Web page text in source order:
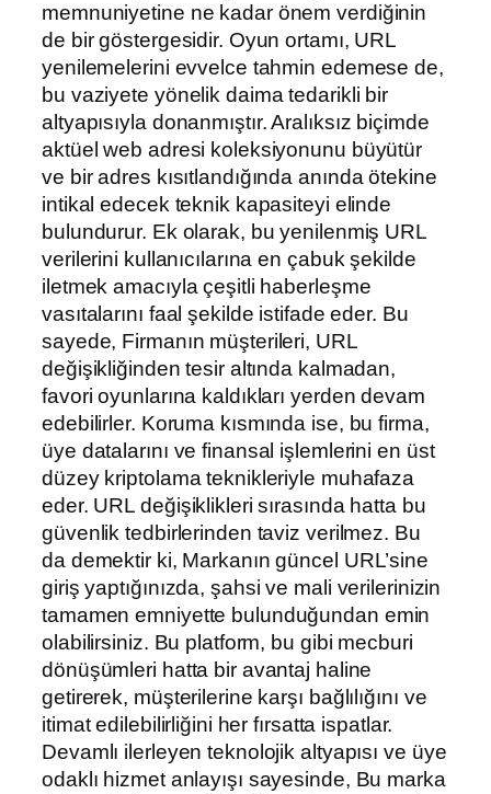
memnuniyetine ne kadar önem verdiğinin
de bir göstergesidir. Oyun ortamı, URL
yenilemelerini evvelce tahmin edemese de,
bu vaziyete yönelik daima tedarikli bir
altyapısıyla donanmıştır. Aralıksız biçimde
aktüel web adresi koleksiyonunu büyütür
ve bir adres kısıtlandığında anında ötekine
intikal edecek teknik kapasiteyi elinde
bulundurur. Ek olarak, bu yenilenmiş URL
verilerini kullanıcılarına en çabuk şekilde
iletmek amacıyla çeşitli haberleşme
vasıtalarını faal şekilde istifade eder. Bu
sayede, Firmanın müşterileri, URL
değişikliğinden tesir altında kalmadan,
favori oyunlarına kaldıkları yerden devam
edebilirler. Koruma kısmında ise, bu firma,
üye datalarını ve finansal işlemlerini en üst
düzey kriptolama teknikleriyle muhafaza
eder. URL değişiklikleri sırasında hatta bu
güvenlik tedbirlerinden taviz verilmez. Bu
da demektir ki, Markanın güncel URL’sine
giriş yaptığınızda, şahsi ve mali verilerinizin
tamamen emniyette bulunduğundan emin
olabilirsiniz. Bu platform, bu gibi mecburi
dönüşümleri hatta bir avantaj haline
getirerek, müşterilerine karşı bağlılığını ve
itimat edilebilirliğini her fırsatta ispatlar.
Devamlı ilerleyen teknolojik altyapısı ve üye
odaklı hizmet anlayışı sayesinde, Bu marka